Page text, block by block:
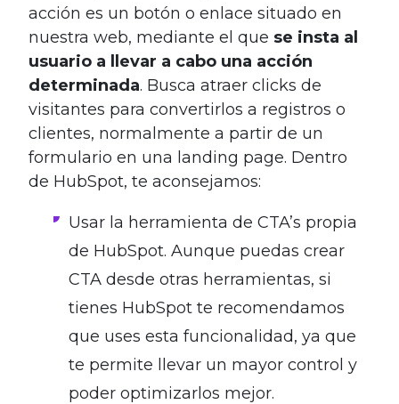
acción es un botón o enlace situado en
nuestra web, mediante el que se insta al
usuario a llevar a cabo una acción
determinada. Busca atraer clicks de
visitantes para convertirlos a registros o
clientes, normalmente a partir de un
formulario en una landing page. Dentro
de HubSpot, te aconsejamos:
Usar la herramienta de CTA’s propia
de HubSpot. Aunque puedas crear
CTA desde otras herramientas, si
tienes HubSpot te recomendamos
que uses esta funcionalidad, ya que
te permite llevar un mayor control y
poder optimizarlos mejor.